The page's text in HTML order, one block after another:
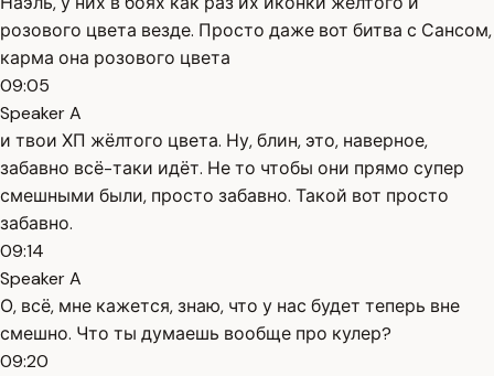
розового цвета везде. Просто даже вот битва с Сансом,
карма она розового цвета
09:05
Speaker A
и твои ХП жёлтого цвета. Ну, блин, это, наверное,
забавно всё-таки идёт. Не то чтобы они прямо супер
смешными были, просто забавно. Такой вот просто
забавно.
09:14
Speaker A
О, всё, мне кажется, знаю, что у нас будет теперь вне
смешно. Что ты думаешь вообще про кулер?
09:20